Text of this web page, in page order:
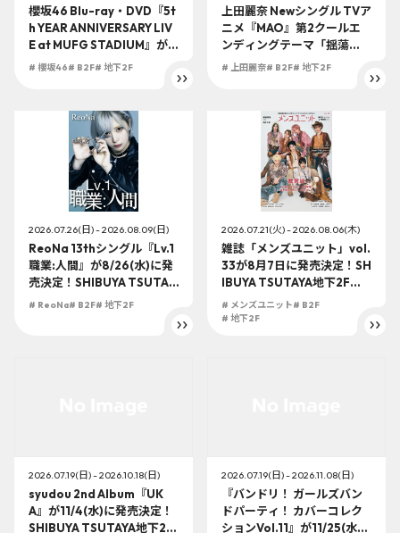
櫻坂46 Blu-ray・DVD『5t
h YEAR ANNIVERSARY LIV
E at MUFG STADIUM』が
9/9(水)に発売決定！SHIBU
# 櫻坂46# B2F# 地下2F
上田麗奈 Newシングル TVア
ニメ『MAO』第2クールエ
ンディングテーマ「揺蕩
う」が9/30(水)に発売決
の受付を開始！
# 上田麗奈# B2F# 地下2F
2026.07.26(日) - 2026.08.09(日)
ReoNa 13thシングル『Lv.1
職業:人間』が8/26(水)に発
売決定！SHIBUYA TSUTAY
A地下2F店頭受取での予約購
# ReoNa# B2F# 地下2F
2026.07.21(火) - 2026.08.06(木)
雑誌「メンズユニット」vol.
33が8月7日に発売決定！SH
IBUYA TSUTAYA地下2F店
頭受取での予約購入の受付
を開始！
# メンズユニット# B2F
# 地下2F
2026.07.19(日) - 2026.10.18(日)
syudou 2nd Album『UK
A』が11/4(水)に発売決定！
SHIBUYA TSUTAYA地下2F
2026.07.19(日) - 2026.11.08(日)
『バンドリ！ ガールズバン
ドパーティ！ カバーコレク
ションVol.11』が11/25(水)